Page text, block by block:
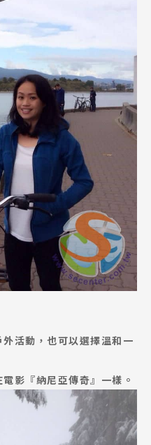
活動，也可以選擇溫和一
影『納尼亞傳奇』一樣。